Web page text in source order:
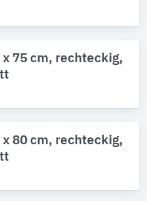
75 cm, rechteckig,
80 cm, rechteckig,